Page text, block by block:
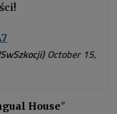
October 15,
House"